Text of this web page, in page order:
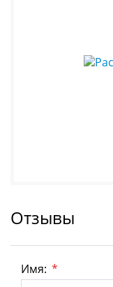
Отзывы
Имя: *